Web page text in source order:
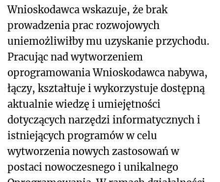
Wnioskodawca wskazuje, że brak
prowadzenia prac rozwojowych
uniemożliwiłby mu uzyskanie przychodu.
Pracując nad wytworzeniem
oprogramowania Wnioskodawca nabywa,
łączy, kształtuje i wykorzystuje dostępną
aktualnie wiedzę i umiejętności
dotyczących narzędzi informatycznych i
istniejących programów w celu
wytworzenia nowych zastosowań w
postaci nowoczesnego i unikalnego